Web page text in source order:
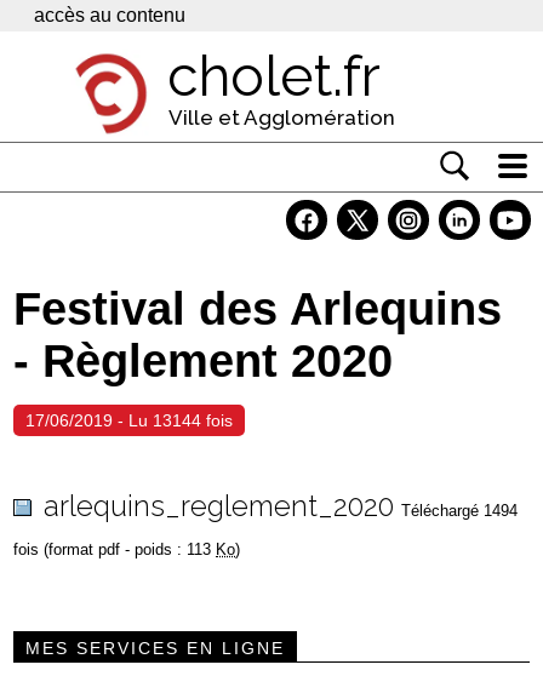
Panneau de gestion des cookies
accès au contenu
cholet.fr
Ville et Agglomération
Economie
Services
Contacts
Festival des Arlequins
- Règlement 2020
17/06/2019 - Lu 13144 fois
arlequins_reglement_2020 Téléchargé 1494
fois (format pdf - poids : 113 Ko)
MES SERVICES EN LIGNE